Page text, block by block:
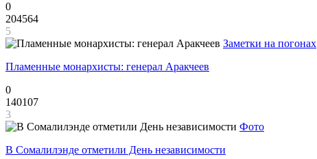
0
204564
5
Заметки на погонах
Пламенные монархисты: генерал Аракчеев
0
140107
3
Фото
В Сомалилэнде отметили День независимости